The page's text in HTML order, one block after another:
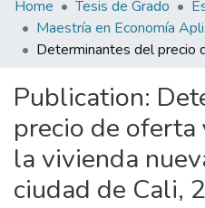
All of DSpace
Home Tesis de Grado
Publication:
precio de
la vivienda
ciudad de Cali,